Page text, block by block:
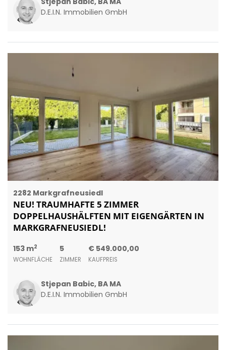
D.E.I.N. Immobilien GmbH
2282 Markgrafneusiedl
NEU! TRAUMHAFTE 5 ZIMMER
DOPPELHAUSHÄLFTEN MIT EIGENGÄRTEN IN
MARKGRAFNEUSIEDL!
153 m2
WOHNFLÄCHE
5
ZIMMER
€ 549.000,00
KAUFPREIS
Stjepan Babic, BA MA
D.E.I.N. Immobilien GmbH